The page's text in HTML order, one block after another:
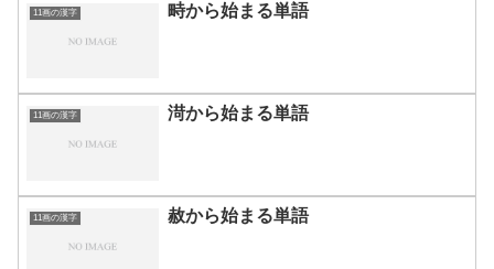
11画の漢字 畤から始まる単語
11画の漢字 渮から始まる単語
11画の漢字 赦から始まる単語